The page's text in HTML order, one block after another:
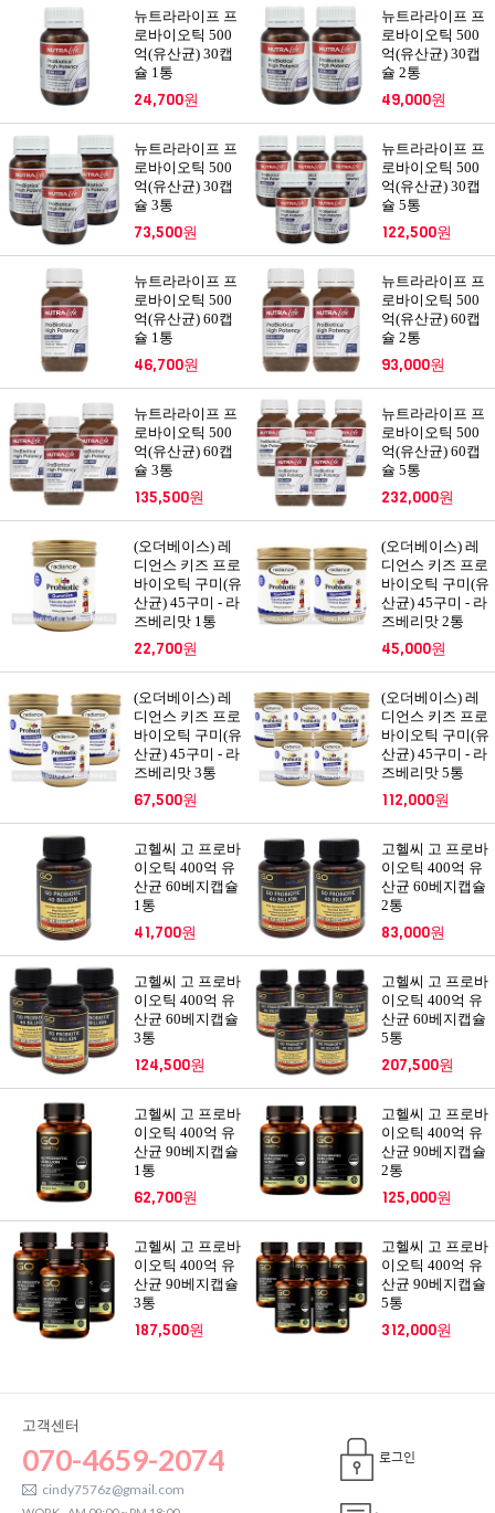
뉴트라라이프 프
로바이오틱 500
억(유산균) 30캡
슐 1통
24,700원
뉴트라라이프 프
로바이오틱 500
억(유산균) 30캡
슐 2통
49,000원
뉴트라라이프 프
로바이오틱 500
억(유산균) 30캡
슐 3통
73,500원
뉴트라라이프 프
로바이오틱 500
억(유산균) 30캡
슐 5통
122,500원
뉴트라라이프 프
로바이오틱 500
억(유산균) 60캡
슐 1통
46,700원
뉴트라라이프 프
로바이오틱 500
억(유산균) 60캡
슐 2통
93,000원
뉴트라라이프 프
로바이오틱 500
억(유산균) 60캡
슐 3통
135,500원
뉴트라라이프 프
로바이오틱 500
억(유산균) 60캡
슐 5통
232,000원
(오더베이스) 레
디언스 키즈 프로
바이오틱 구미(유
산균) 45구미 - 라
즈베리맛 1통
22,700원
(오더베이스) 레
디언스 키즈 프로
바이오틱 구미(유
산균) 45구미 - 라
즈베리맛 2통
45,000원
(오더베이스) 레
디언스 키즈 프로
바이오틱 구미(유
산균) 45구미 - 라
즈베리맛 3통
67,500원
(오더베이스) 레
디언스 키즈 프로
바이오틱 구미(유
산균) 45구미 - 라
즈베리맛 5통
112,000원
고헬씨 고 프로바
이오틱 400억 유
산균 60베지캡슐
1통
41,700원
고헬씨 고 프로바
이오틱 400억 유
산균 60베지캡슐
2통
83,000원
고헬씨 고 프로바
이오틱 400억 유
산균 60베지캡슐
3통
124,500원
고헬씨 고 프로바
이오틱 400억 유
산균 60베지캡슐
5통
207,500원
고헬씨 고 프로바
이오틱 400억 유
산균 90베지캡슐
1통
62,700원
고헬씨 고 프로바
이오틱 400억 유
산균 90베지캡슐
2통
125,000원
고헬씨 고 프로바
이오틱 400억 유
산균 90베지캡슐
3통
187,500원
고헬씨 고 프로바
이오틱 400억 유
산균 90베지캡슐
5통
312,000원
고객센터
070-4659-2074
cindy7576z@gmail.com
로그인